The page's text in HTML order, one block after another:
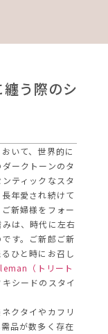
う際のシ
いて、世界的に
ークトーンのタ
ティックなスタ
年愛され続けて
新婦様をフォー
は、時代に左右
す。ご新郎ご新
ひと時にお召し
（トリート
シードのスタイ
クタイやカフリ
品が数多く存在